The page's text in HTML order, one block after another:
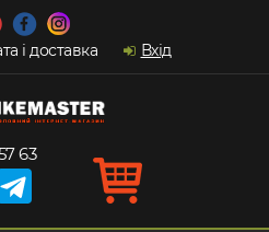
і доставка Вхід
63